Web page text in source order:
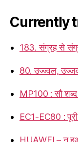
Currently
183. संग्रह से
80. उज्ज्वल,
MP100 : सौ
EC1-EC80 :
HUAWEI – न